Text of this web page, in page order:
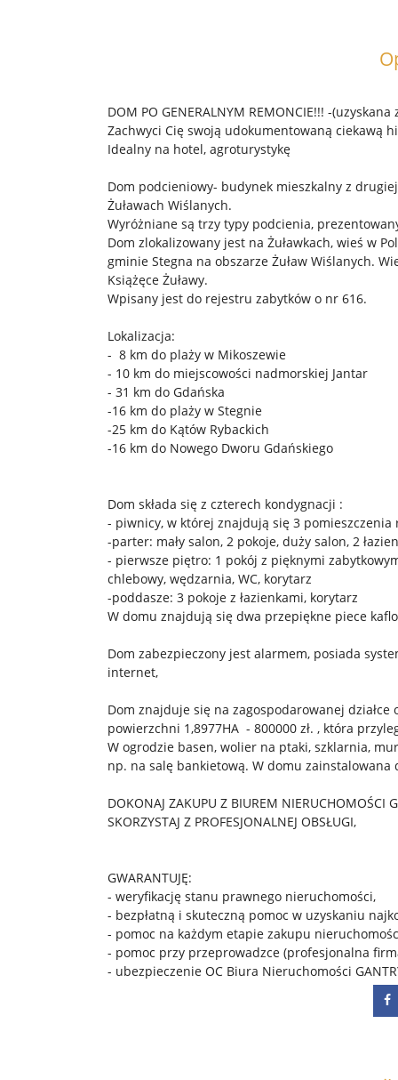
DOM PO GENERALNYM REMONCIE!!! -
Zachwyci Cię swoją udokumentowaną ciekawą
Idealny na hotel, agroturystykę
Dom podcieniowy- budynek mieszkalny z
Żuławach Wiślanych.
Wyróżniane są trzy typy podcienia,
Dom zlokalizowany jest na Żuławkach, wieś w
gminie Stegna na obszarze Żuław Wiślanych.
Książęce Żuławy.
Wpisany jest do rejestru zabytków o nr 616.
Lokalizacja:
- 8 km do plaży w Mikoszewie
- 10 km do miejscowości nadmorskiej Jantar
- 31 km do Gdańska
-16 km do plaży w Stegnie
-25 km do Kątów Rybackich
-16 km do Nowego Dworu Gdańskiego
Dom składa się z czterech kondygnacji :
- piwnicy, w której znajdują się 3 pomieszczenia
-parter: mały salon, 2 pokoje, duży salon, 2
- pierwsze piętro: 1 pokój z pięknymi
chlebowy, wędzarnia, WC, korytarz
-poddasze: 3 pokoje z łazienkami, korytarz
W domu znajdują się dwa przepiękne piece
Dom zabezpieczony jest alarmem, posiada
internet,
Dom znajduje się na zagospodarowanej
powierzchni 1,8977HA - 800000 zł. , która
W ogrodzie basen, wolier na ptaki, szklarnia,
np. na salę bankietową. W domu
DOKONAJ ZAKUPU Z BIUREM NIERUCHOMOŚCI
SKORZYSTAJ Z PROFESJONALNEJ OBSŁUGI,
GWARANTUJĘ:
- weryfikację stanu prawnego nieruchomości,
- bezpłatną i skuteczną pomoc w uzyskaniu
- pomoc na każdym etapie zakupu
- pomoc przy przeprowadzce (profesjonalna
- ubezpieczenie OC Biura Nieruchomości